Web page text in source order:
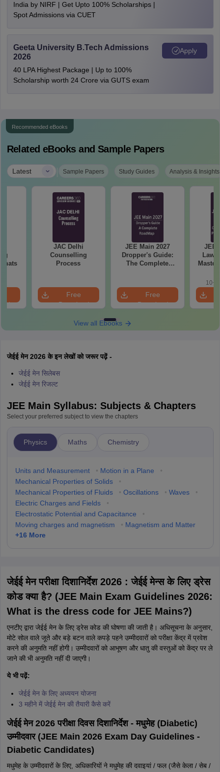
India by NIRF | Get Upto 100% Scholarships |
Spot Admissions via CUET
Geeta University B.Tech Admissions
2026
40 LPA Highest Package | Up to 100%
Scholarship worth 24 Crore via GUTS exam
Apply
Recommended eBooks
Related eBooks and Sample Papers
Latest | Sample Papers Study Guides Analysis & Insights
JAC Delhi
Counselling
Process
Free
Download
JEE Main 2027
Dropper's Guide:
The Complete
Free
Download
JEE
10+
View all Ebooks
जेईई मेन 2026 के इन लेखों को जरूर पढ़ें -
जेईई मेन सिलेबस
जेईई मेन रिजल्ट
JEE Main Syllabus: Subjects & Chapters
Select your preferred subject to view the chapters
Physics Maths Chemistry
Units and Measurement • Motion in a Plane
•
Mechanical Properties of Solids
•
Mechanical Properties of Fluids
• Oscillations • Waves
•
Electric Charges and Fields
•
Electrostatic Potential and Capacitance
•
Moving charges and magnetism
• Magnetism and Matter
+16 More
जेईई मेन परीक्षा दिशानिर्देश 2026 : जेईई मेन्स के लिए ड्रेस
कोड क्या है? (JEE Main Exam Guidelines 2026:
What is the dress code for JEE Mains?)
एनटीए द्वारा जेईई मेन के लिए ड्रेस कोड की घोषणा की जाती है। अधिसूचना के अनुसार,
मोटे सोल वाले जूते और बड़े बटन वाले कपड़े पहने उम्मीदवारों को परीक्षा केंद्र में प्रवेश
करने की अनुमति नहीं होगी। उम्मीदवारों को आभूषण और धातु की वस्तुओं को केंद्र पर ले
जाने की भी अनुमति नहीं दी जाएगी।
ये भी पढ़ें:
जेईई मेन के लिए अध्ययन योजना
3 महीने में जेईई मेन की तैयारी कैसे करें
जेईई मेन 2026 परीक्षा दिवस दिशानिर्देश - मधुमेह (Diabetic)
उम्मीदवार (JEE Main 2026 Exam Day Guidelines -
Diabetic Candidates)
मधुमेह के उम्मीदवारों के लिए, अधिकारियों ने मधुमेह की दवाइयां / फल (जैसे केला / सेब /